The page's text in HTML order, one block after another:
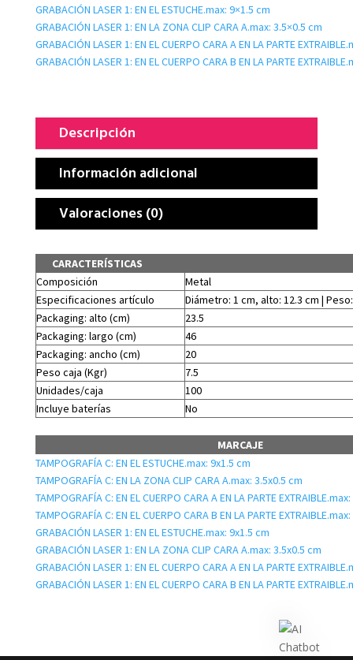
GRABACIÓN LASER 1: EN EL ESTUCHE.max: 9×1.5 cm
GRABACIÓN LASER 1: EN LA ZONA CLIP CARA A.max: 3.5×0.5 cm
GRABACIÓN LASER 1: EN EL CUERPO CARA A EN LA PARTE
GRABACIÓN LASER 1: EN EL CUERPO CARA B EN LA PARTE
Descripción
Información adicional
Valoraciones (0)
CARACTERÍSTICAS
Composición
Metal
Especificaciones artículo
Diámetro: 1 cm, alto: 12.3 cm |
Packaging: alto (cm)
23.5
Packaging: largo (cm)
46
Packaging: ancho (cm)
20
Peso caja (Kgr)
7.5
Unidades/caja
100
Incluye baterías
No
MARCAJE
TAMPOGRAFÍA C: EN EL ESTUCHE.max: 9x1.5 cm
TAMPOGRAFÍA C: EN LA ZONA CLIP CARA A.max: 3.5x0.5 cm
TAMPOGRAFÍA C: EN EL CUERPO CARA A EN LA PARTE
TAMPOGRAFÍA C: EN EL CUERPO CARA B EN LA PARTE
GRABACIÓN LASER 1: EN EL ESTUCHE.max: 9x1.5 cm
GRABACIÓN LASER 1: EN LA ZONA CLIP CARA A.max: 3.5x0.5 cm
GRABACIÓN LASER 1: EN EL CUERPO CARA A EN LA PARTE
GRABACIÓN LASER 1: EN EL CUERPO CARA B EN LA PARTE